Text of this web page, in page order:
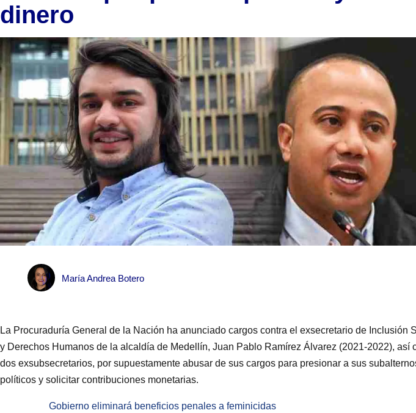
dinero
María Andrea Botero
La Procuraduría General de la Nación ha anunciado cargos contra el exsecretario de Inclusión
y Derechos Humanos de la alcaldía de Medellín, Juan Pablo Ramírez Álvarez (2021-2022), así
dos exsubsecretarios, por supuestamente abusar de sus cargos para presionar a sus
políticos y solicitar contribuciones monetarias.
Gobierno eliminará beneficios penales a feminicidas